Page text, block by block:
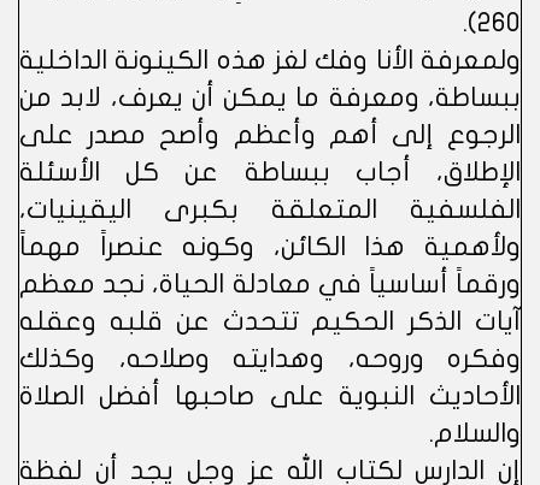
260).
ولمعرفة الأنا وفك لغز هذه الكينونة الداخلية
ببساطة، ومعرفة ما يمكن أن يعرف، لابد من
الرجوع إلى أهم وأعظم وأصح مصدر على
الإطلاق، أجاب ببساطة عن كل الأسئلة
الفلسفية المتعلقة بكبرى اليقينيات،
ولأهمية هذا الكائن، وكونه عنصراً مهماً
ورقماً أساسياً في معادلة الحياة، نجد معظم
آيات الذكر الحكيم تتحدث عن قلبه وعقله
وفكره وروحه، وهدايته وصلاحه، وكذلك
الأحاديث النبوية على صاحبها أفضل الصلاة
والسلام.
إن الدارس لكتاب الله عز وجل يجد أن لفظة